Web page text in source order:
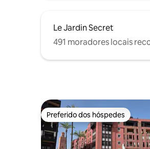
Le Jardin Secret
491 moradores locais
Preferido dos hóspedes
Preferido dos hóspedes